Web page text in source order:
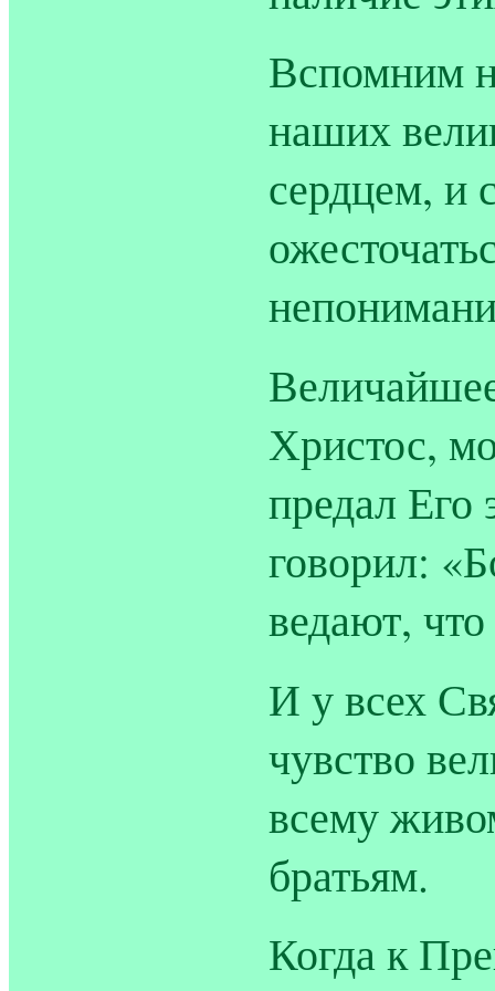
Вспомним
наших
сердцем, и
Христос,
предал Его
говорил:
ведают,
И у всех
чувство
всему
братьям.
Когда к